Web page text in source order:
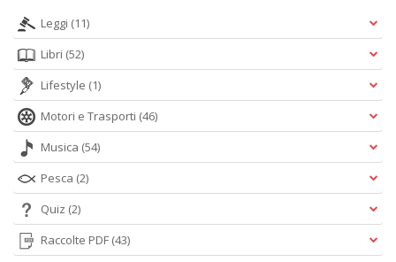
Leggi (11)
Libri (52)
Lifestyle (1)
Motori e Trasporti (46)
Musica (54)
Pesca (2)
Quiz (2)
Raccolte PDF (43)